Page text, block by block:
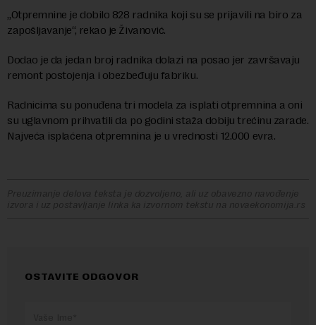
„Otpremnine je dobilo 828 radnika koji su se prijavili na biro za
zapošljavanje“, rekao je Živanović.
Dodao je da jedan broj radnika dolazi na posao jer završavaju
remont postojenja i obezbeđuju fabriku.
Radnicima su ponuđena tri modela za isplati otpremnina a oni
su uglavnom prihvatili da po godini staža dobiju trećinu zarade.
Najveća isplaćena otpremnina je u vrednosti 12.000 evra.
Preuzimanje delova teksta je dozvoljeno, ali uz obavezno navođenje
izvora i uz postavljanje linka ka izvornom tekstu na novaekonomija.rs
OSTAVITE ODGOVOR